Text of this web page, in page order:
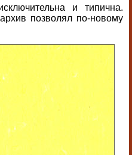
и типична.
позволял по-новому